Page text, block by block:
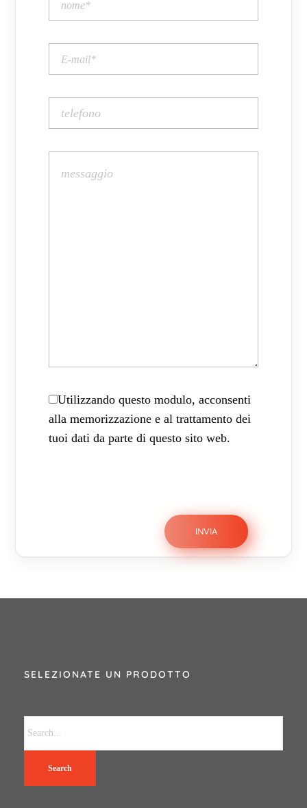
Utilizzando questo modulo, acconsenti
alla memorizzazione e al trattamento dei
tuoi dati da parte di questo sito web.
SELEZIONATE UN PRODOTTO
Search